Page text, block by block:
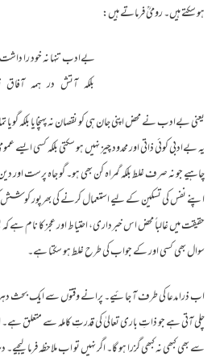
ہو سکتے ہیں۔ رومیؒ فرماتے ہیں:
بےادب تنہا نہ خود را
بلکہ آتش در ہمہ آفاق
یعنی بےادب نے محض اپنی جان ہی کو نقصان نہ پہنچایا بلکہ
یہ بےادبی کوئی ذاتی اور محدود چیز نہیں ہو سکتی بلکہ کسی
چاہیے جو نہ صرف غلط بلکہ گمراہ کن بھی ہو۔ گو جاہ پرست
اپنے نفس کی تسکین کے لیے استعمال کرنے کی بھرپور
حقیقت میں غالباً محض اس خبرداری، احتیاط اور عجز کا نام
سوال بھی کسی اور کے جواب کی طرح غلط ہو سکتا ہے۔
اب ذرا مدعا کی طرف آ جائیے۔ پرانے وقتوں سے ایک بحث
چلی آتی ہے جو ذاتِ باری تعالیٰ کی قدرتِ کاملہ سے متعلق
سے بھی کبھی نہ کبھی گزرا ہو گا۔ اگر نہیں تو اب ملاحظہ فرما